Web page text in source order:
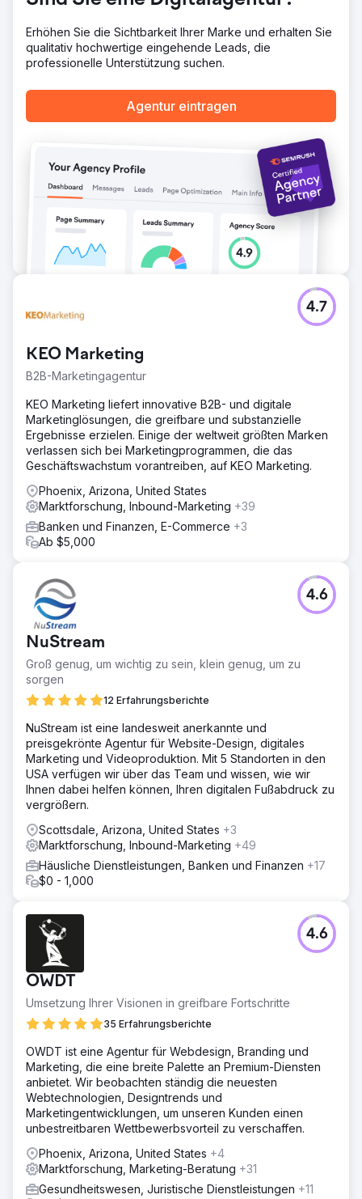
%. - 3.532 Keywords in den Top 20 – ein Anstieg von 87,6
%.
Zur Agenturseite
Erhöhen Sie die Sichtbarkeit Ihrer Marke und erhalten Sie
qualitativ hochwertige eingehende Leads, die
professionelle Unterstützung suchen.
Agentur eintragen
KEO Marketing
B2B-Marketingagentur
4.7
KEO Marketing liefert innovative B2B- und digitale
Marketinglösungen, die greifbare und substanzielle
Ergebnisse erzielen. Einige der weltweit größten Marken
verlassen sich bei Marketingprogrammen, die das
Geschäftswachstum vorantreiben, auf KEO Marketing.
Phoenix, Arizona, United States
Marktforschung, Inbound-Marketing +39
Banken und Finanzen, E-Commerce +3
Ab $5,000
NuStream
Groß genug, um wichtig zu sein, klein genug, um zu
sorgen
12 Erfahrungsberichte
4.6
NuStream ist eine landesweit anerkannte und
preisgekrönte Agentur für Website-Design, digitales
Marketing und Videoproduktion. Mit 5 Standorten in den
USA verfügen wir über das Team und wissen, wie wir
Ihnen dabei helfen können, Ihren digitalen Fußabdruck zu
vergrößern.
Scottsdale, Arizona, United States +3
Marktforschung, Inbound-Marketing +49
Häusliche Dienstleistungen, Banken und Finanzen +17
$0 - 1,000
OWDT
Umsetzung Ihrer Visionen in greifbare Fortschritte
35 Erfahrungsberichte
4.6
OWDT ist eine Agentur für Webdesign, Branding und
Marketing, die eine breite Palette an Premium-Diensten
anbietet. Wir beobachten ständig die neuesten
Webtechnologien, Designtrends und
Marketingentwicklungen, um unseren Kunden einen
unbestreitbaren Wettbewerbsvorteil zu verschaffen.
Phoenix, Arizona, United States +4
Marktforschung, Marketing-Beratung +31
Gesundheitswesen, Juristische Dienstleistungen +11